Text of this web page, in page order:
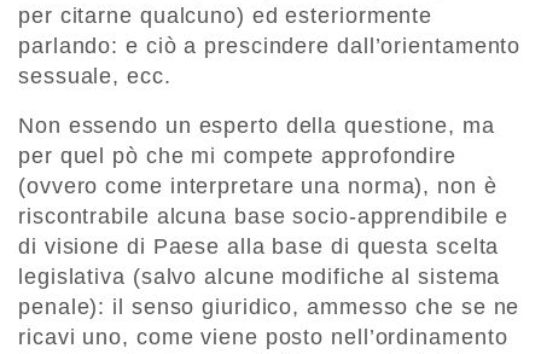
per citarne qualcuno) ed esteriormente
parlando: e ciò a prescindere dall’orientamento
sessuale, ecc.
Non essendo un esperto della questione, ma
per quel pò che mi compete approfondire
(ovvero come interpretare una norma), non è
riscontrabile alcuna base socio-apprendibile e
di visione di Paese alla base di questa scelta
legislativa (salvo alcune modifiche al sistema
penale): il senso giuridico, ammesso che se ne
ricavi uno, come viene posto nell’ordinamento